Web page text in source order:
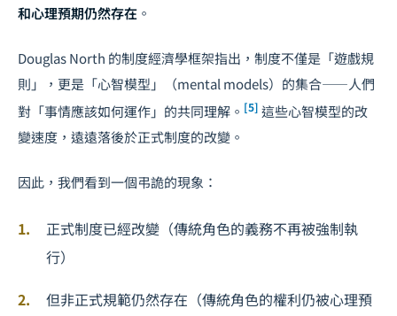
和心理預期仍然存在 。
Douglas North 的制度經濟學框架指出，制度不僅是「遊戲規
則」，更是「心智模型」（mental models）的集合——人們
對「事情應該如何運作」的共同理解。 [5] 這些心智模型的改
變速度，遠遠落後於正式制度的改變。
因此，我們看到一個弔詭的現象：
正式制度已經改變（傳統角色的義務不再被強制執
行）
但非正式規範仍然存在（傳統角色的權利仍被心理預